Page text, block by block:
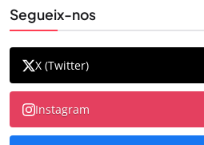
Segueix-nos
X (Twitter)
Instagram